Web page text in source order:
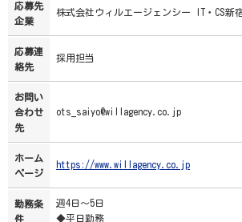
応募先
企業
株式会社ウィルエージェンシー IT・CS新
応募連
絡先
採用担当
お問い
合わせ
先
ots_saiyo@willagency.co.jp
ホーム
ページ
https://www.willagency.co.jp
勤務条
件
週4日～5日
◆平日勤務